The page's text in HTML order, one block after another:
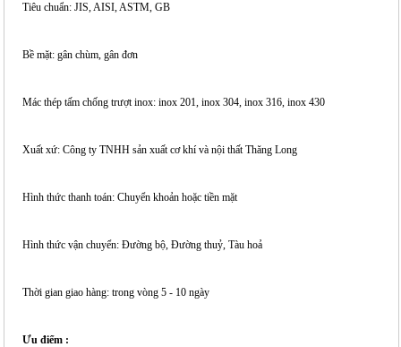
Tiêu chuẩn: JIS, AISI, ASTM, GB
Bề mặt: gân chùm, gân đơn
Mác thép tấm chống trượt inox: inox 201, inox 304, inox 316, inox 430
Xuất xứ: Công ty TNHH sản xuất cơ khí và nội thất Thăng Long
Hình thức thanh toán: Chuyển khoản hoặc tiền mặt
Hình thức vận chuyển: Đường bộ, Đường thuỷ, Tàu hoả
Thời gian giao hàng: trong vòng 5 - 10 ngày
Ưu điểm :